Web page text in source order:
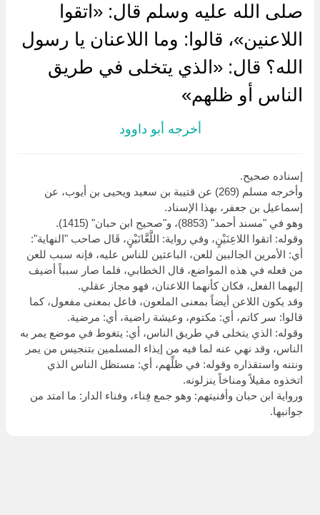
صلى الله عليه وسلم قال: «اتقوا
اللاعنين»، قالوا: وما اللاعنان يا رسول
الله؟ قال: «الذي يتخلى في طريق
الناس أو ظلهم»
أخرجه أبو داوود
إسناده صحيح.
وأخرجه مسلم (269) عن قتيبة بن سعيد ويحيى بن أيوب، عن
إسماعيل بن جعفر، بهذا الإسناد.
وهو في "مسند أحمد" (8853)، و"صحيح ابن حبان" (1415).
وقوله: اتقوا اللاعِنَيْنٍ، وفي رواية: اللَّعَّانَيْنٍ، قَال صاحب "النهاية":
أي: الأمرين الجالبين للعن، الباعثين للناس عليه، فإنه سبب للعن
من فعله في هذه المواضع، قال الخطابي، فلما صار سبباً أضيف
إليهما الفعل، فكان كأنهما اللاعنان، فهو مجاز عقلي.
وقد يكون اللاعن أيضاً بمعنى الملعون، فاعل بمعنى مفعول، كما
قالوا: سر كاتم، أي: مكتوم، وعيشة راضية، أي: مرضية.
وقوله: الذي يتخلى في طريق الناس، أي: يتغوط في موضع يمر به
الناس، وقد نهي عنه لما فيه من إيذاء المسلمين بتنجيس من يمر
ونتنه واستقذاره وقوله: في ظلِّهم، أي: مستظل الناس الذي
اتخذوه مقيلاً ومناخاً ينزلونه.
ورواية ابن حبان وأفنيتهم: وهو جمع فِناء، وفناء الدار: ما امتد من
جوانبها.